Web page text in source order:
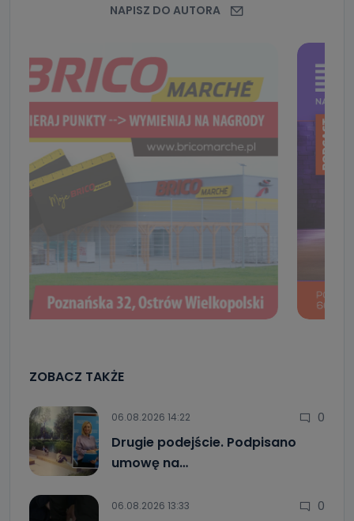
NAPISZ DO AUTORA
ZOBACZ TAKŻE
06.08.2026 14:22 0
Drugie podejście. Podpisano
umowę na…
06.08.2026 13:33 0